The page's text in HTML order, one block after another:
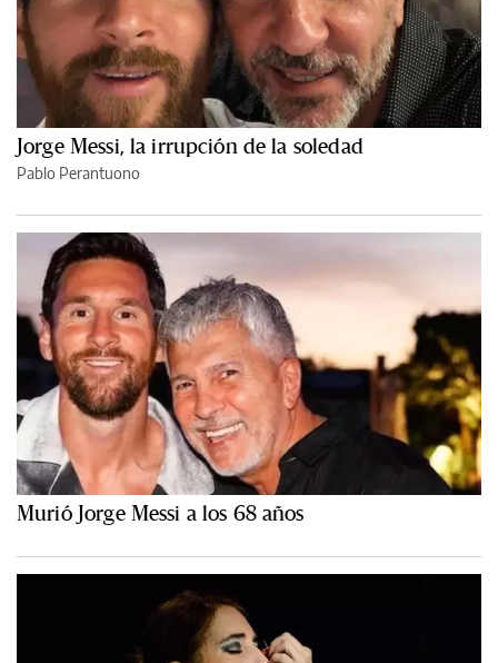
Jorge Messi, la irrupción de la soledad
Pablo Perantuono
Murió Jorge Messi a los 68 años